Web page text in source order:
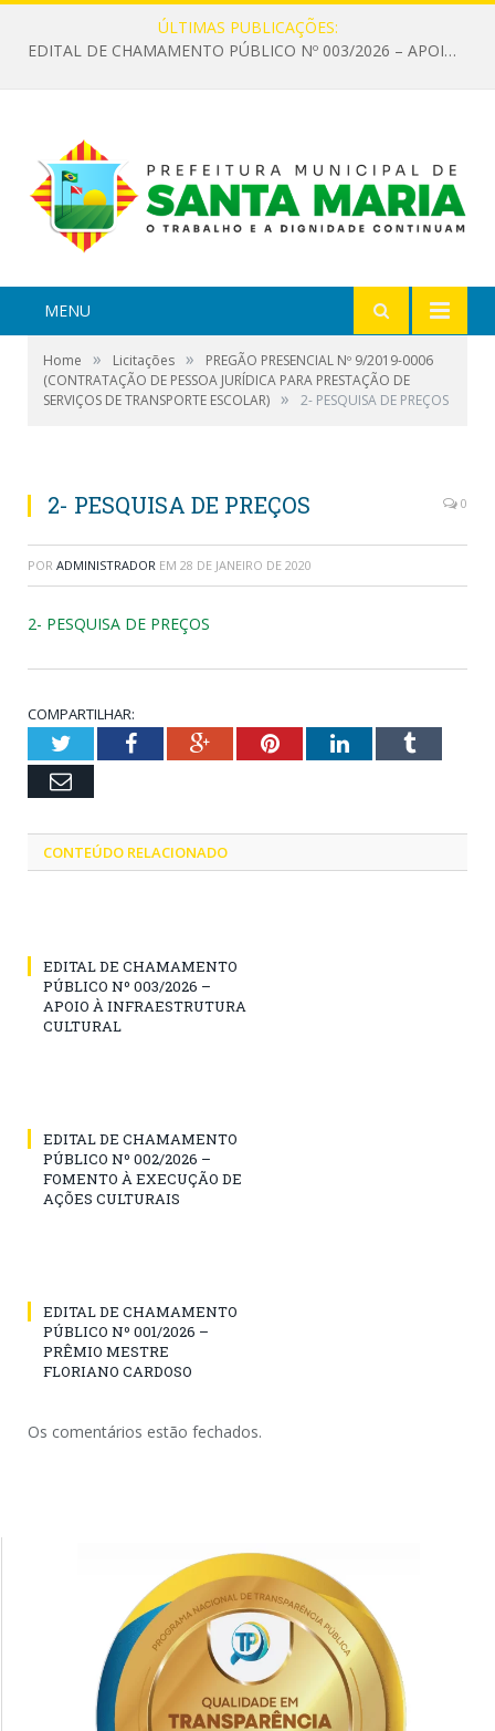
ÚLTIMAS PUBLICAÇÕES:
EDITAL DE CHAMAMENTO PÚBLICO Nº 003/2026 – APOIO À INFRAESTRUTURA CULTURAL
MENU
Home » Licitações »
PREGÃO PRESENCIAL Nº 9/2019-0006
(CONTRATAÇÃO DE PESSOA JURÍDICA PARA PRESTAÇÃO DE
SERVIÇOS DE TRANSPORTE ESCOLAR) » 2- PESQUISA DE PREÇOS
2- PESQUISA DE PREÇOS 0
POR ADMINISTRADOR EM 28 DE JANEIRO DE 2020
2- PESQUISA DE PREÇOS
COMPARTILHAR:
TwitterFacebookGoogle+PinterestLinkedInTumblr
Email
CONTEÚDO RELACIONADO
EDITAL DE CHAMAMENTO
PÚBLICO Nº 003/2026 –
APOIO À INFRAESTRUTURA
CULTURAL
EDITAL DE CHAMAMENTO
PÚBLICO Nº 002/2026 –
FOMENTO À EXECUÇÃO DE
AÇÕES CULTURAIS
EDITAL DE CHAMAMENTO
PÚBLICO Nº 001/2026 –
PRÊMIO MESTRE
FLORIANO CARDOSO
Os comentários estão fechados.